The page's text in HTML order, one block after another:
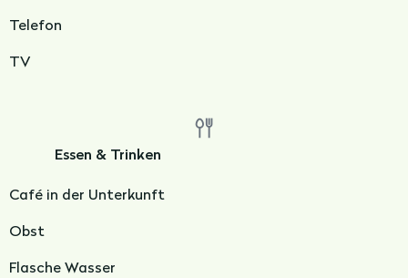
Telefon
TV
Essen & Trinken
Café in der Unterkunft
Obst
Flasche Wasser